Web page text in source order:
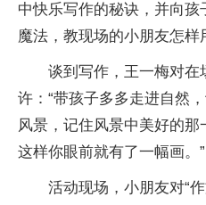
中快乐写作的秘诀，并向孩
魔法，教现场的小朋友怎样
谈到写作，王一梅对在
许：“带孩子多多走进自然
风景，记住风景中美好的那
这样你眼前就有了一幅画。”
活动现场，小朋友对“